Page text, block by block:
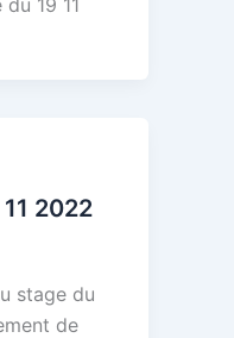
19 11
2022
stage du
de